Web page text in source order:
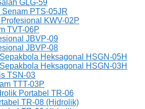
GLG-59
PTS-05JR
KWV-02P
TVT-06P
JBVP-09
JBVP-08
Heksagonal HSGN-05H
Heksagonal HSGN-03H
TSN-03
TTT-03P
Portabel TR-06
TR-08 (Hidrolik)